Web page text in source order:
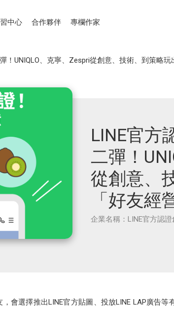
中心 合作夥伴 專欄作家
！UNIQLO、克寧、Zespri從創意、技術、到策略玩
LINE官方
二彈！
從創意、
「好友經
企業名稱：LINE官方認
會選擇推出LINE官方貼圖、投放LINE LAP廣告